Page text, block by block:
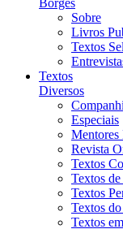
Borges
Sobre
Livros
Textos
Textos
Diversos
Especiais
Mentores
Revista
Textos
Textos
Textos
Textos
Textos